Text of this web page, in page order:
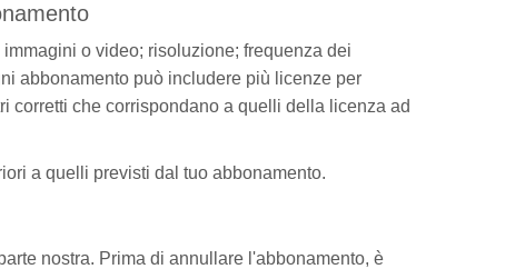
o video; risoluzione; frequenza dei
abbonamento può includere più licenze per
corretti che corrispondano a quelli della licenza ad
a quelli previsti dal tuo abbonamento.
nostra. Prima di annullare l'abbonamento, è